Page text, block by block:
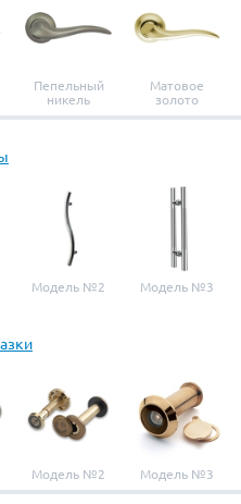
Пепельный
никель
Матовое
золото
Модель №2 Модель №3
Модель №2 Модель №3